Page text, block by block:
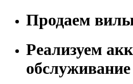
Продаем
Реализуем